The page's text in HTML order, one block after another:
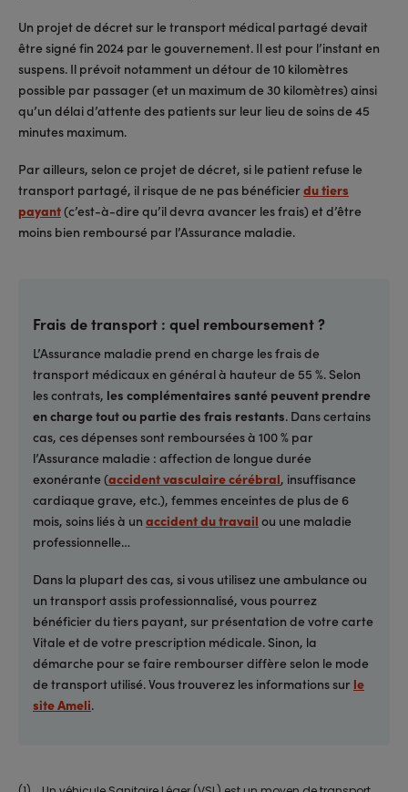
Un projet de décret sur le transport médical partagé devait
être signé fin 2024 par le gouvernement. Il est pour l’instant en
suspens. Il prévoit notamment un détour de 10 kilomètres
possible par passager (et un maximum de 30 kilomètres) ainsi
qu’un délai d’attente des patients sur leur lieu de soins de 45
minutes maximum.
Par ailleurs, selon ce projet de décret, si le patient refuse le
transport partagé, il risque de ne pas bénéficierdu tiers
payant(c’est-à-dire qu’il devra avancer les frais) et d’être
moins bien remboursé par l’Assurance maladie.
Frais de transport : quel remboursement ?
L’Assurance maladie prend en charge les frais de
transport médicaux en général à hauteur de 55 %. Selon
les contrats, les complémentaires santé peuvent prendre
en charge tout ou partie des frais restants. Dans certains
cas, ces dépenses sont remboursées à 100 % par
l’Assurance maladie : affection de longue durée
exonérante (accident vasculaire cérébral, insuffisance
cardiaque grave, etc.), femmes enceintes de plus de 6
mois, soins liés à un accident du travail ou une maladie
professionnelle…
Dans la plupart des cas, si vous utilisez une ambulance ou
un transport assis professionnalisé, vous pourrez
bénéficier du tiers payant, sur présentation de votre carte
Vitale et de votre prescription médicale. Sinon, la
démarche pour se faire rembourser diffère selon le mode
de transport utilisé. Vous trouverez les informations sur le
site Ameli.